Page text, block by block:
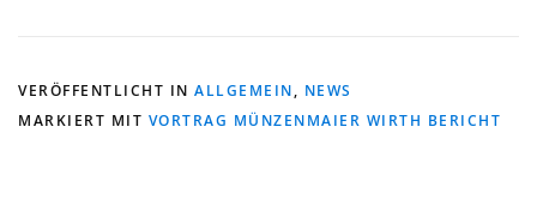
VERÖFFENTLICHT IN ALLGEMEIN, NEWS
MARKIERT MIT VORTRAG MÜNZENMAIER WIRTH BERICHT